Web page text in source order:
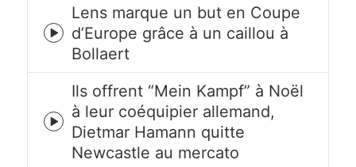
Episode
play
icon
Lens marque un but en Coupe
d’Europe grâce à un caillou à
Bollaert
Episode
play
icon
Ils offrent “Mein Kampf” à Noël
à leur coéquipier allemand,
Dietmar Hamann quitte
Newcastle au mercato